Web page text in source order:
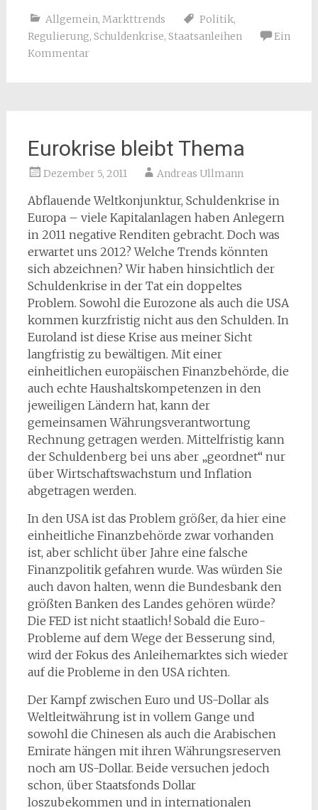
Allgemein, Markttrends Politik,
Regulierung, Schuldenkrise, Staatsanleihen
Ein
Kommentar
Eurokrise bleibt Thema
Dezember 5, 2011 Andreas Ullmann
Abflauende Weltkonjunktur, Schuldenkrise in
Europa – viele Kapitalanlagen haben Anlegern
in 2011 negative Renditen gebracht. Doch was
erwartet uns 2012? Welche Trends könnten
sich abzeichnen? Wir haben hinsichtlich der
Schuldenkrise in der Tat ein doppeltes
Problem. Sowohl die Eurozone als auch die USA
kommen kurzfristig nicht aus den Schulden. In
Euroland ist diese Krise aus meiner Sicht
langfristig zu bewältigen. Mit einer
einheitlichen europäischen Finanzbehörde, die
auch echte Haushaltskompetenzen in den
jeweiligen Ländern hat, kann der
gemeinsamen Währungsverantwortung
Rechnung getragen werden. Mittelfristig kann
der Schuldenberg bei uns aber „geordnet“ nur
über Wirtschaftswachstum und Inflation
abgetragen werden.
In den USA ist das Problem größer, da hier eine
einheitliche Finanzbehörde zwar vorhanden
ist, aber schlicht über Jahre eine falsche
Finanzpolitik gefahren wurde. Was würden Sie
auch davon halten, wenn die Bundesbank den
größten Banken des Landes gehören würde?
Die FED ist nicht staatlich! Sobald die Euro-
Probleme auf dem Wege der Besserung sind,
wird der Fokus des Anleihemarktes sich wieder
auf die Probleme in den USA richten.
Der Kampf zwischen Euro und US-Dollar als
Weltleitwährung ist in vollem Gange und
sowohl die Chinesen als auch die Arabischen
Emirate hängen mit ihren Währungsreserven
noch am US-Dollar. Beide versuchen jedoch
schon, über Staatsfonds Dollar
loszubekommen und in internationalen